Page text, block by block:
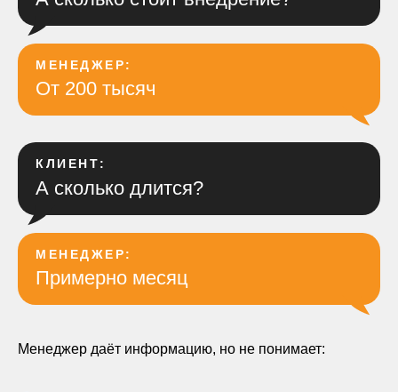
МЕНЕДЖЕР:
От 200 тысяч
КЛИЕНТ:
А сколько длится?
МЕНЕДЖЕР:
Примерно месяц
Менеджер даёт информацию, но не понимает: